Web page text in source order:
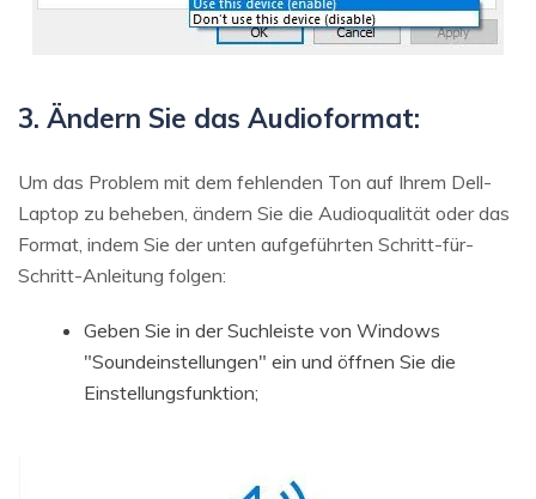
3. Ändern Sie das Audioformat:
Um das Problem mit dem fehlenden Ton auf Ihrem Dell-
Laptop zu beheben, ändern Sie die Audioqualität oder das
Format, indem Sie der unten aufgeführten Schritt-für-
Schritt-Anleitung folgen:
Geben Sie in der Suchleiste von Windows
"Soundeinstellungen" ein und öffnen Sie die
Einstellungsfunktion;